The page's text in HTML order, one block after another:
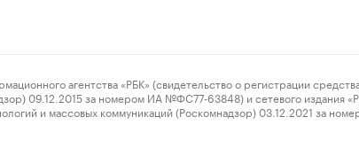
агентства «РБК» (свидетельство о регистрации
09.12.2015 за номером ИА №ФС77-63848) и сетевого издания
и массовых коммуникаций (Роскомнадзор) 03.12.2021 за